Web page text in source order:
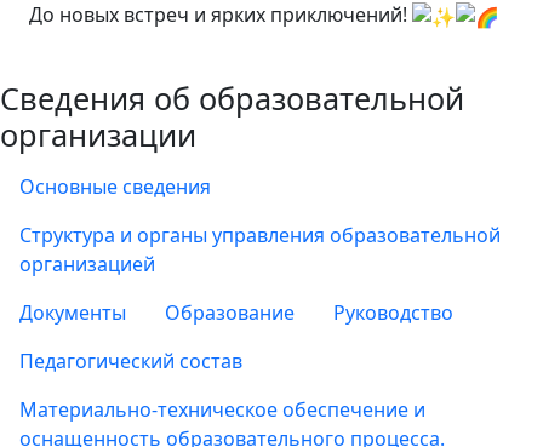
До новых встреч и ярких приключений!
Сведения об образовательной
организации
Основные сведения
Структура и органы управления образовательной
организацией
Документы
Образование
Руководство
Педагогический состав
Материально-техническое обеспечение и
оснащенность образовательного процесса.